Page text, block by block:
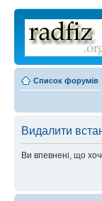
Список форумів
Видалити
Ви впевнені, що